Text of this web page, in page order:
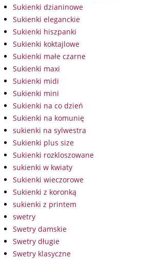
Sukienki dzianinowe
Sukienki eleganckie
Sukienki hiszpanki
Sukienki koktajlowe
Sukienki małe czarne
Sukienki maxi
Sukienki midi
Sukienki mini
Sukienki na co dzień
Sukienki na komunię
sukienki na sylwestra
Sukienki plus size
Sukienki rozkloszowane
sukienki w kwiaty
Sukienki wieczorowe
Sukienki z koronką
sukienki z printem
swetry
Swetry damskie
Swetry długie
Swetry klasyczne